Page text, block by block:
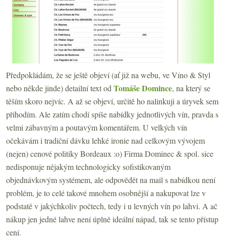
Předpokládám, že se ještě objeví (ať již na webu, ve Víno & Styl
nebo někde jinde) detailní text od Tomáše Domince, na který se
těším skoro nejvíc. A až se objeví, určitě ho nalinkuji a úryvek sem
přihodím. Ale zatím chodí spíše nabídky jednotlivých vín, pravda s
velmi zábavným a poutavým komentářem. U velkých vín
očekávám i tradiční dávku lehké ironie nad celkovým vývojem
(nejen) cenové politiky Bordeaux :o)Firma Dominec & spol. sice
nedisponuje nějakým technologicky sofistikovaným
objednávkovým systémem, ale odpovědět na mail s nabídkou není
problém, je to celé takové mnohem osobnější a nakupovat lze v
podstatě v jakýchkoliv počtech, tedy i u levných vín po lahvi. A ač
nákup jen jedné lahve není úplně ideální nápad, tak se tento přístup
cení.